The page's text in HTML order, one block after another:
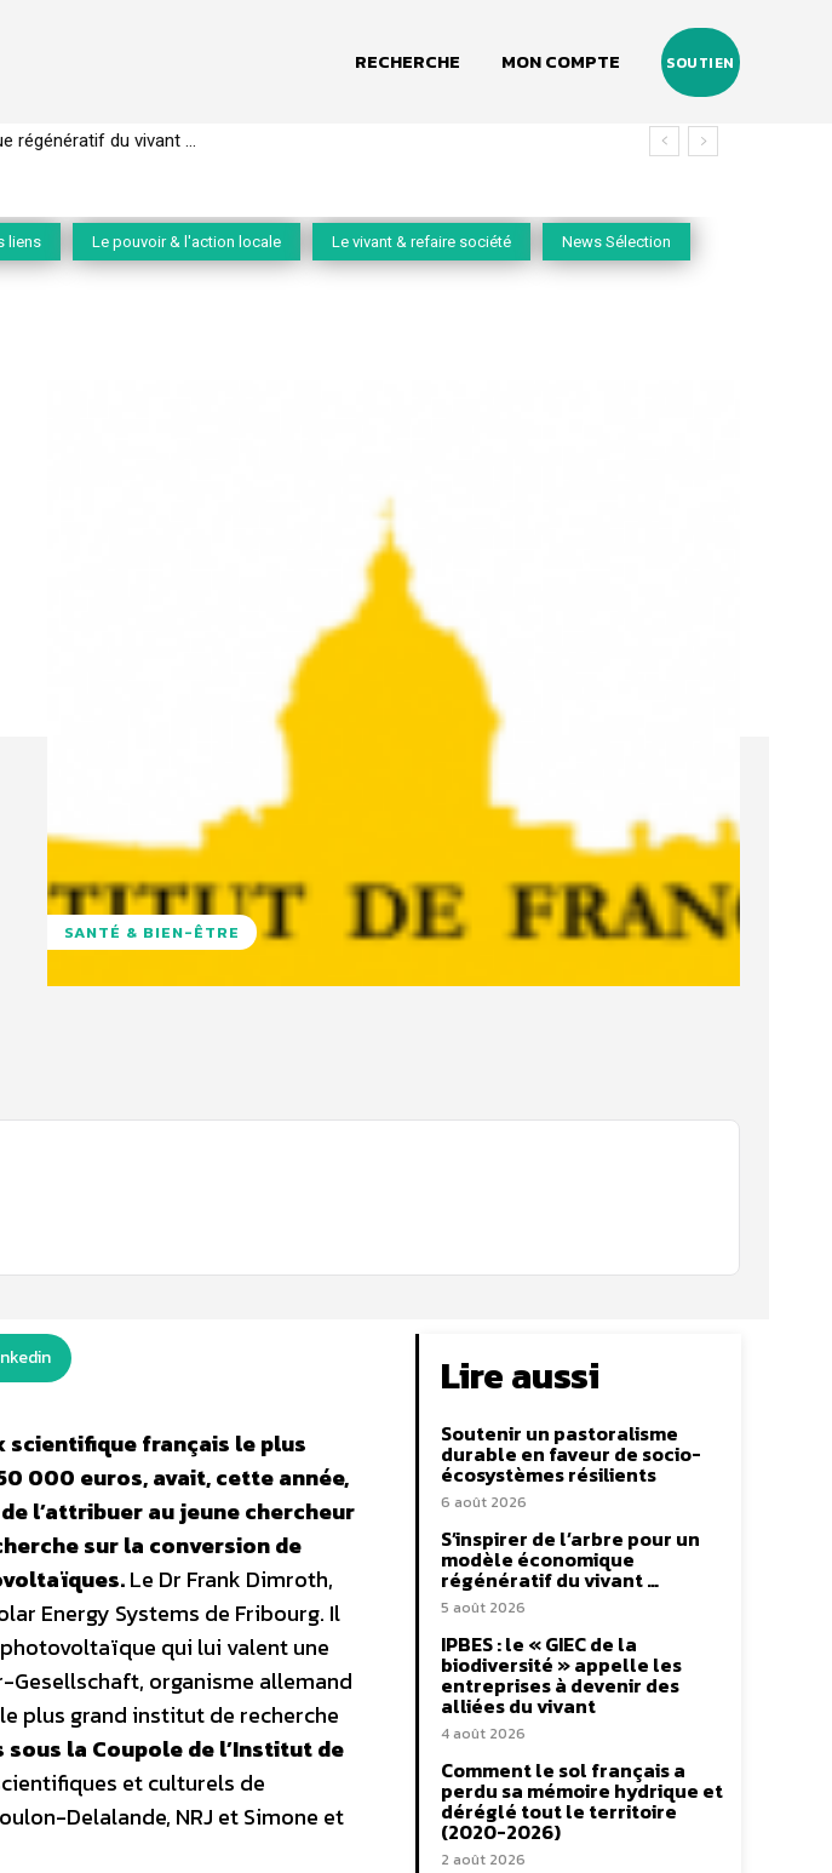
RECHERCHE MON COMPTE SOUTIEN
du vivant …
à devenir des alliées du vivant
liens Le pouvoir & l'action locale Le vivant & refaire société News Sélection
SANTÉ & BIEN-ÊTRE
français le plus
000 euros, avait, cette année,
l’attribuer au jeune chercheur
sur la conversion de
Le Dr Frank Dimroth,
Energy Systems de Fribourg. Il
qui lui valent une
organisme allemand
plus grand institut de recherche
sous la Coupole de l’Institut de
et culturels de
Delalande, NRJ et Simone et
Lire aussi
Soutenir un pastoralisme
durable en faveur de socio-
écosystèmes résilients
6 août 2026
S’inspirer de l’arbre pour un
modèle économique
régénératif du vivant …
5 août 2026
IPBES : le « GIEC de la
biodiversité » appelle les
entreprises à devenir des
alliées du vivant
4 août 2026
Comment le sol français a
perdu sa mémoire hydrique et
déréglé tout le territoire
(2020-2026)
2 août 2026